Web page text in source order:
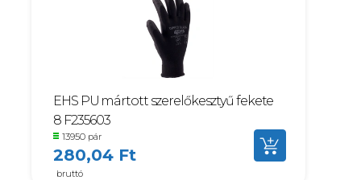
EHS PU mártott szerelőkesztyű fekete
8 F235603
13950 pár
280,04 Ft
bruttó